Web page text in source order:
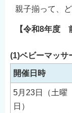
親子揃って、
【令和8年度
(1)ベビーマッサ
開催日時
5月23日（土曜
日）